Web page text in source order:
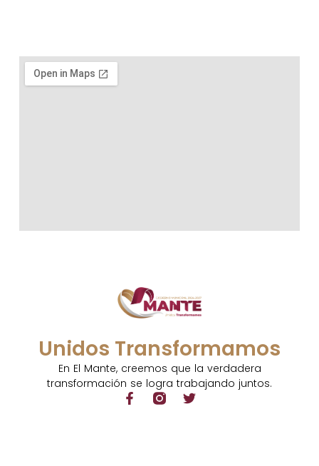
Unidos Transformamos
En El Mante, creemos que la verdadera
transformación se logra trabajando juntos.